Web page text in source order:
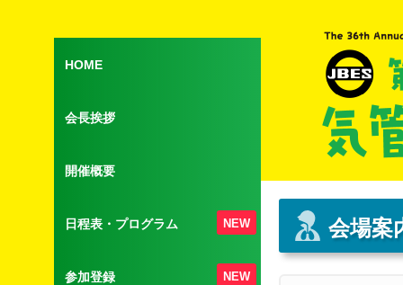
会場案
HOME
会長挨拶
開催概要
日程表・プログラム NEW
参加登録 NEW